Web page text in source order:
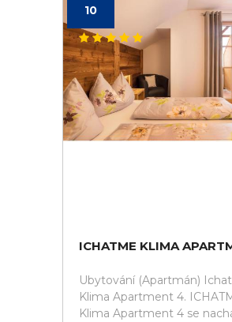
10
ICHATME KLIMA
Ubytování (Apartmán)
Klima Apartment 4.
Klima Apartment 4 se